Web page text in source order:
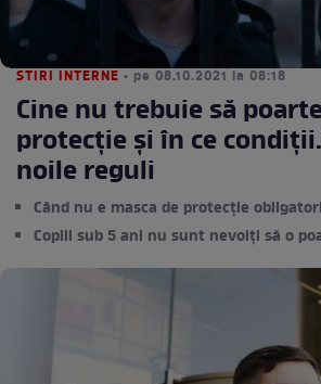
STIRI INTERNE • pe 08.10.2021 la 08:18
Cine nu trebuie să
protecție și în ce
noile reguli
Când nu e masca de protecție
Copiii sub 5 ani nu sunt nevoiți să o